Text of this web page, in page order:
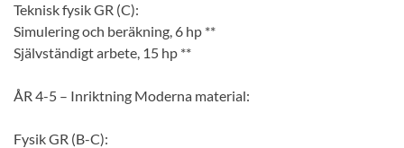
Teknisk fysik GR (C):
Simulering och beräkning, 6 hp **
Självständigt arbete, 15 hp **
ÅR 4-5 – Inriktning Moderna material:
Fysik GR (B-C):